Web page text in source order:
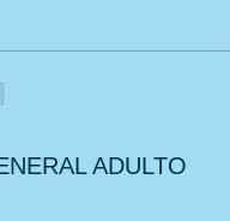
ADULTO